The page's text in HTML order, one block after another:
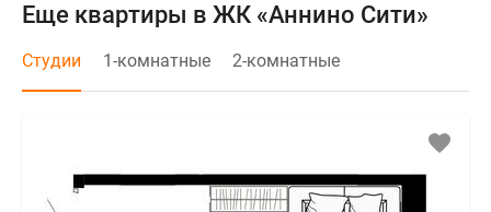
Еще квартиры в ЖК «Аннино Сити»
Студии 1-комнатные 2-комнатные